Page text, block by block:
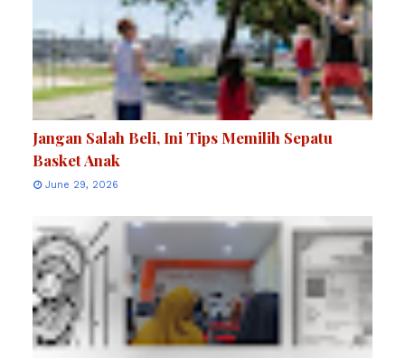
Jangan Salah Beli, Ini Tips Memilih Sepatu
Basket Anak
June 29, 2026